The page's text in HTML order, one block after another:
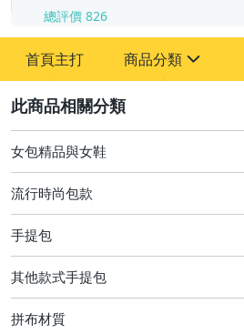
總評價 826
首頁主打 商品分類
圖書/影音/文具
手機、配件與通訊
電腦、平板與周邊
運動、戶外與休閒
女包精品與女鞋
流行時尚包款
手提包
其他款式手提包
拼布材質